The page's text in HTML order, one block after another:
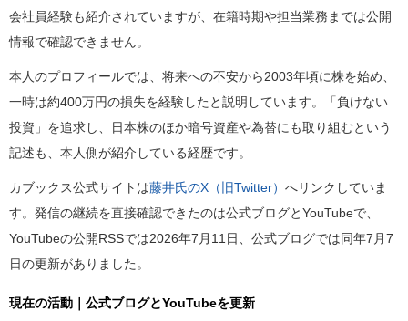
会社員経験も紹介されていますが、在籍時期や担当業務までは公開
情報で確認できません。
本人のプロフィールでは、将来への不安から2003年頃に株を始め、
一時は約400万円の損失を経験したと説明しています。「負けない
投資」を追求し、日本株のほか暗号資産や為替にも取り組むという
記述も、本人側が紹介している経歴です。
カブックス公式サイトは藤井氏のX（旧Twitter） へリンクしていま
す。発信の継続を直接確認できたのは公式ブログとYouTubeで、
YouTubeの公開RSSでは2026年7月11日、公式ブログでは同年7月7
日の更新がありました。
現在の活動｜公式ブログとYouTubeを更新